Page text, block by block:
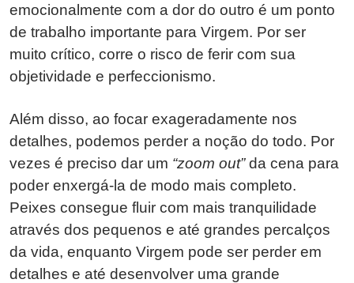
emocionalmente com a dor do outro é um ponto
de trabalho importante para Virgem. Por ser
muito crítico, corre o risco de ferir com sua
objetividade e perfeccionismo.
Além disso, ao focar exageradamente nos
detalhes, podemos perder a noção do todo. Por
vezes é preciso dar um “zoom out”da cena para
poder enxergá-la de modo mais completo.
Peixes consegue fluir com mais tranquilidade
através dos pequenos e até grandes percalços
da vida, enquanto Virgem pode ser perder em
detalhes e até desenvolver uma grande